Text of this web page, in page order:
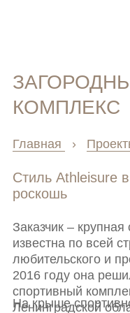
КОМПЛЕКС
Главная ›
Стиль Athleisure
роскошь
Заказчик –
известна по всей
любительского и
2016 году она
спортивный
Ленинградской
На крыше